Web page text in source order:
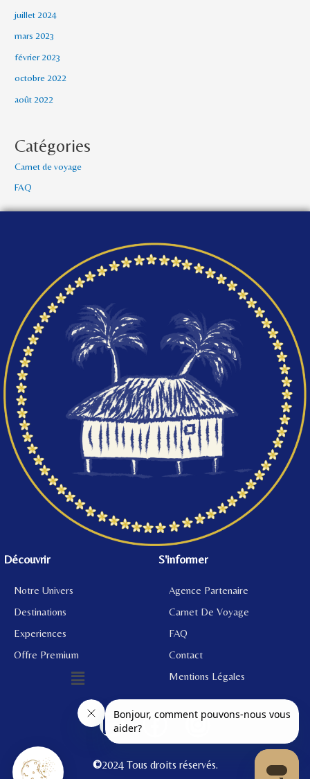
juillet 2024
mars 2023
février 2023
octobre 2022
août 2022
Catégories
Carnet de voyage
FAQ
Découvrir
Notre Univers
Destinations
Experiences
Offre Premium
S'informer
Agence Partenaire
Carnet De Voyage
FAQ
Contact
Mentions Légales
©2024 Tous droits réservés.